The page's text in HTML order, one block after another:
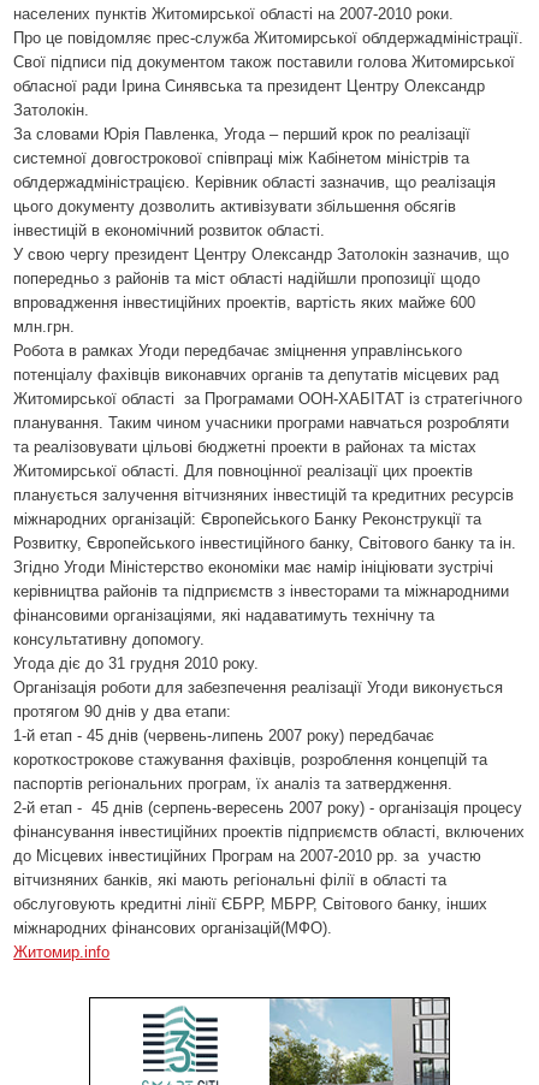
населених пунктів Житомирської області на 2007-2010 роки.
Про це повідомляє прес-служба Житомирської облдержадміністрації.
Свої підписи під документом також поставили голова Житомирської
обласної ради Ірина Синявська та президент Центру Олександр
Затолокін.
За словами Юрія Павленка, Угода – перший крок по реалізації
системної довгострокової співпраці між Кабінетом міністрів та
облдержадміністрацією. Керівник області зазначив, що реалізація
цього документу дозволить активізувати збільшення обсягів
інвестицій в економічний розвиток області.
У свою чергу президент Центру Олександр Затолокін зазначив, що
попередньо з районів та міст області надійшли пропозиції щодо
впровадження інвестиційних проектів, вартість яких майже 600
млн.грн.
Робота в рамках Угоди передбачає зміцнення управлінського
потенціалу фахівців виконавчих органів та депутатів місцевих рад
Житомирської області
за Програмами ООН-ХАБІТАТ із стратегічного
планування. Таким чином учасники програми навчаться розробляти
та реалізовувати цільові бюджетні проекти в районах та містах
Житомирської області. Для повноцінної реалізації цих проектів
планується залучення вітчизняних інвестицій та кредитних ресурсів
міжнародних організацій: Європейського Банку Реконструкції та
Розвитку, Європейського інвестиційного банку, Світового банку та ін.
Згідно Угоди Міністерство економіки має намір ініціювати зустрічі
керівництва районів та підприємств з інвесторами та міжнародними
фінансовими організаціями, які надаватимуть технічну та
консультативну допомогу.
Угода діє до 31 грудня 2010 року.
Організація роботи для забезпечення реалізації Угоди виконується
протягом 90 днів у два етапи:
1-й етап - 45 днів (червень-липень 2007 року) передбачає
короткострокове стажування фахівців, розроблення концепцій та
паспортів регіональних програм, їх аналіз та затвердження.
2-й етап - 45 днів (серпень-вересень 2007 року) - організація процесу
фінансування інвестиційних проектів підприємств області, включених
до Місцевих інвестиційних Програм на 2007-2010 рр. за участю
вітчизняних банків, які мають регіональні філії в області та
обслуговують кредитні лінії ЄБРР, МБРР, Світового банку, інших
міжнародних фінансових організацій(МФО).
Житомир.info